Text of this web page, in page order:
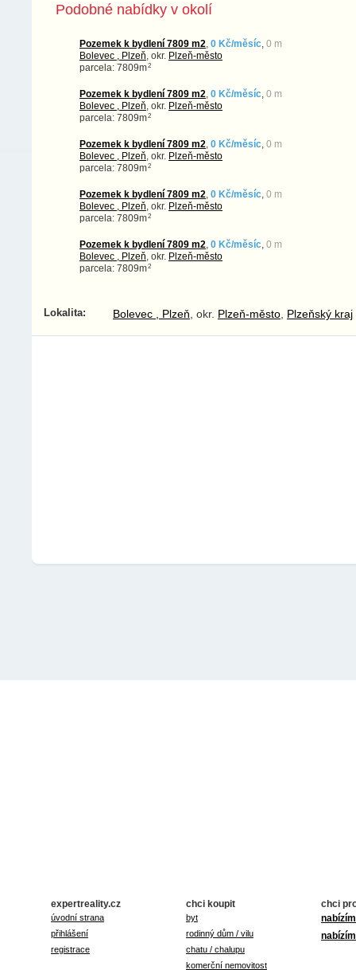
Podobné nabídky v okolí
Pozemek k bydlení 7809 m2 0 Kč/měsíc 0 m
Bolevec , Plzeň , okr. Plzeň-město
parcela: 7809m2
Pozemek k bydlení 7809 m2 0 Kč/měsíc 0 m
Bolevec , Plzeň , okr. Plzeň-město
parcela: 7809m2
Pozemek k bydlení 7809 m2 0 Kč/měsíc 0 m
Bolevec , Plzeň , okr. Plzeň-město
parcela: 7809m2
Pozemek k bydlení 7809 m2 0 Kč/měsíc 0 m
Bolevec , Plzeň , okr. Plzeň-město
parcela: 7809m2
Pozemek k bydlení 7809 m2 0 Kč/měsíc 0 m
Bolevec , Plzeň , okr. Plzeň-město
parcela: 7809m2
Lokalita: Bolevec , Plzeň , okr. Plzeň-město Plzeňský kraj
expertreality.cz
úvodní strana
přihlášení
registrace
chci koupit
byt
rodinný dům / vilu
chatu / chalupu
komerční nemovitost
chci